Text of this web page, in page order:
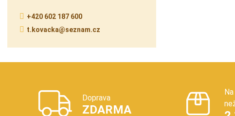
+420 602 187 600
t.kovacka@seznam.cz
Doprava
ZDARMA